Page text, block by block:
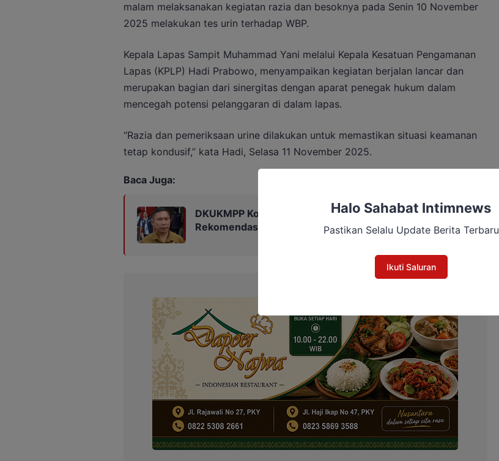
malam melaksanakan kegiatan razia dan besoknya pada Senin 10 November
2025 melakukan tes urin terhadap WBP.
Kepala Lapas Sampit Muhammad Yani melalui Kepala Kesatuan Pengamanan
Lapas (KPLP) Hadi Prabowo, menyampaikan kegiatan berjalan lancar dan
merupakan bagian dari sinergitas dengan aparat penegak hukum dalam
mencegah potensi pelanggaran di dalam lapas.
“Razia dan pemeriksaan urine dilakukan untuk memastikan situasi keamanan
tetap kondusif,” kata Hadi, Selasa 11 November 2025.
Baca Juga:
DKUKMPP Kotim Tegaskan Bripko Mandala Pemegang
Rekomendasi Koperasi Makarti Jaya
Halo Sahabat Intimnews
Pastikan Selalu Update Berita Terbaru
Ikuti Saluran